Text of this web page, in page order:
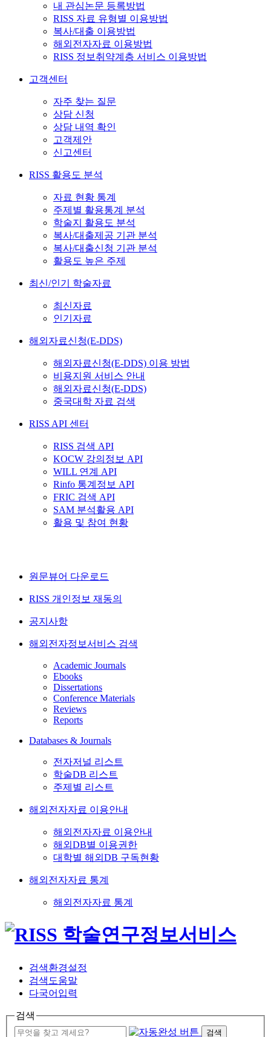
내 관심논문 등록방법
RISS 자료 유형별 이용방법
복사/대출 이용방법
해외전자자료 이용방법
RISS 정보취약계층 서비스 이용방법
고객센터
자주 찾는 질문
상담 신청
상담 내역 확인
고객제안
신고센터
RISS 활용도 분석
자료 현황 통계
주제별 활용통계 분석
학술지 활용도 분석
복사/대출제공 기관 분석
복사/대출신청 기관 분석
활용도 높은 주제
최신/인기 학술자료
최신자료
인기자료
해외자료신청(E-DDS)
해외자료신청(E-DDS) 이용 방법
비용지원 서비스 안내
해외자료신청(E-DDS)
중국대학 자료 검색
RISS API 센터
RISS 검색 API
KOCW 강의정보 API
WILL 연계 API
Rinfo 통계정보 API
FRIC 검색 API
SAM 분석활용 API
활용 및 참여 현황
원문뷰어 다운로드
RISS 개인정보 재동의
공지사항
해외전자정보서비스 검색
Academic Journals
Ebooks
Dissertations
Conference Materials
Reviews
Reports
Databases & Journals
전자저널 리스트
학술DB 리스트
주제별 리스트
해외전자자료 이용안내
해외전자자료 이용안내
해외DB별 이용권한
대학별 해외DB 구독현황
해외전자자료 통계
해외전자자료 통계
검색환경설정
검색도움말
다국어입력
검색
검색